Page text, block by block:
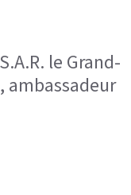
le Grand-
ambassadeur